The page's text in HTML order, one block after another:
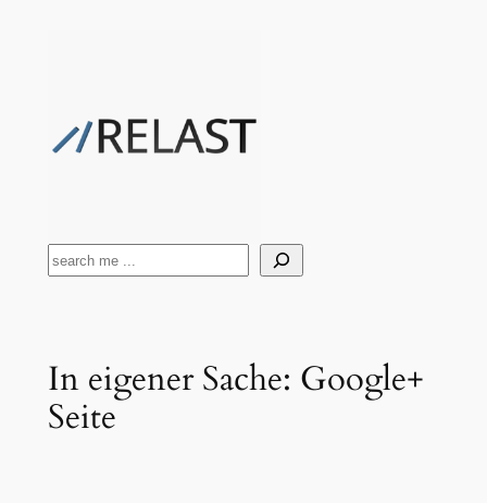
Suchen
In eigener Sache: Google+
Seite